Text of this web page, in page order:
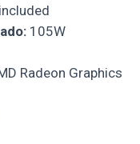
105W
Radeon Graphics